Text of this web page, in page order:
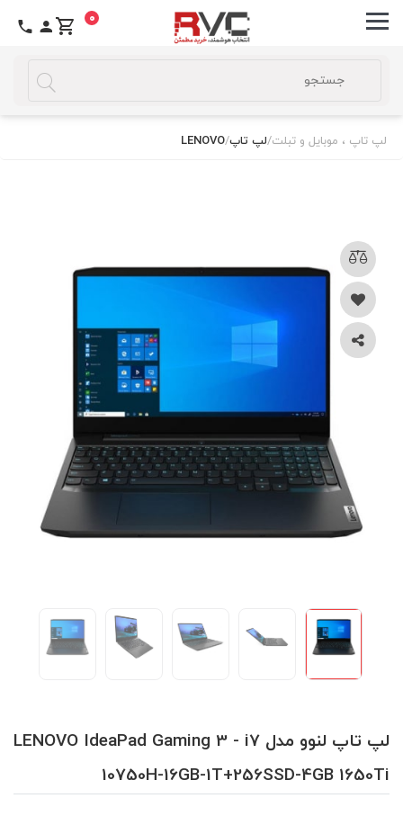
0
لپ تاپ ، موبایل و تبلت/لپ تاپ/
LENOVO
لپ تاپ لنوو مدل LENOVO IdeaPad Gaming 3 - i7
10750H-16GB-1T+256SSD-4GB 1650Ti